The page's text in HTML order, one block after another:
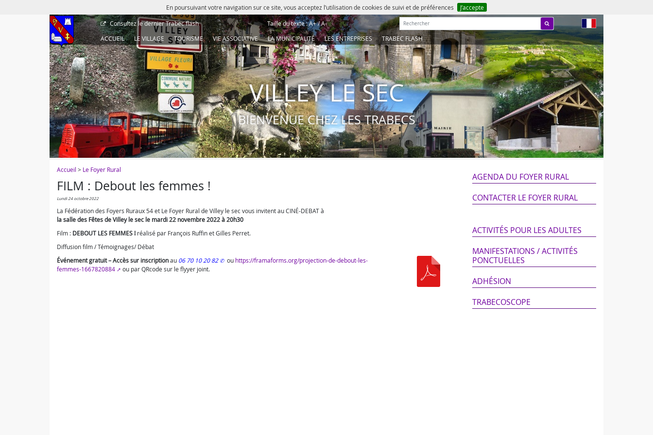
En poursuivant votre navigation sur ce site, vous acceptez l’utilisation de cookies de suivi et de préférences J’accepte
Consultez le dernierTrabec flash Taille du texte :A+/A- Rechercher :
ACCUEIL
LE VILLAGE TOURISME VIE ASSOCIATIVE LA MUNICIPALITÉ LES ENTREPRISES TRABEC FLASH
VILLEY LE SEC
BIENVENUE CHEZ LES TRABECS
Accueil > Le Foyer Rural
FILM : Debout les femmes !
lundi 24 octobre 2022
La Fédération des Foyers Ruraux 54 et Le Foyer Rural de Villey le sec vous invitent au CINÉ-DEBAT à
la salle des Fêtes de Villey le sec le mardi 22 novembre 2022 à 20h30
Film : DEBOUT LES FEMMES ! réalisé par François Ruffin et Gilles Perret.
Diffusion film / Témoignages/ Débat
Événement gratuit – Accès sur inscriptionau 06 70 10 20 82 ou https://framaforms.org/projection-de-debout-les-
femmes-1667820884
ou par QRcode sur le flyyer joint.
AGENDA DU FOYER RURAL
CONTACTER LE FOYER RURAL
ACTIVITÉS POUR LES ADULTES
MANIFESTATIONS / ACTIVITÉS
PONCTUELLES
ADHÉSION
TRABECOSCOPE